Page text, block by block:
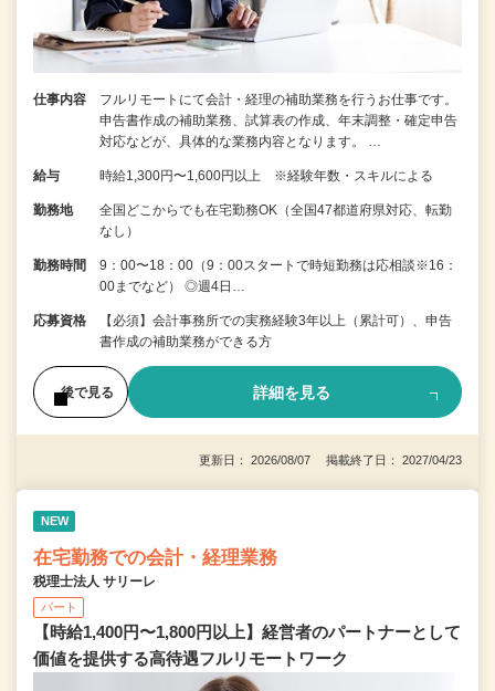
仕事内容
フルリモートにて会計・経理の補助業務を行うお仕事です。
申告書作成の補助業務、試算表の作成、年末調整・確定申告
対応などが、具体的な業務内容となります。 …
給与 時給1,300円〜1,600円以上 ※経験年数・スキルによる
勤務地
全国どこからでも在宅勤務OK（全国47都道府県対応、転勤
なし）
勤務時間
9：00〜18：00（9：00スタートで時短勤務は応相談※16：
00までなど） ◎週4日…
応募資格
【必須】会計事務所での実務経験3年以上（累計可）、申告
書作成の補助業務ができる方
後で見る 詳細を見る
更新日： 2026/08/07 掲載終了日： 2027/04/23
NEW
在宅勤務での会計・経理業務
税理士法人 サリーレ
パート
【時給1,400円〜1,800円以上】経営者のパートナーとして
価値を提供する⾼待遇フルリモートワーク